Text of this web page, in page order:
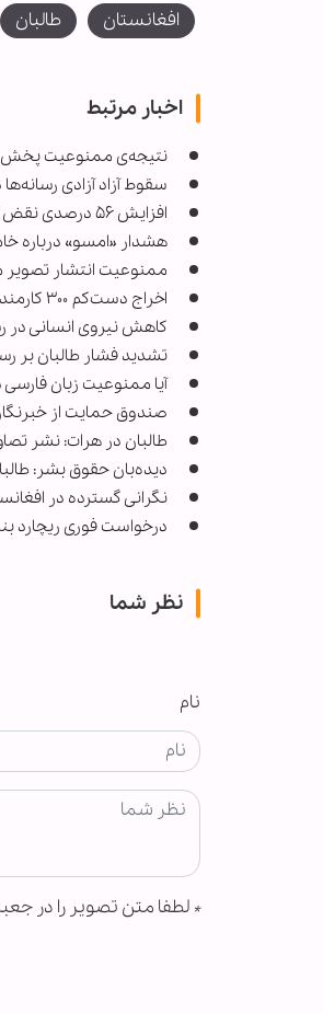
افغانستان طالبان
اخبار مرتبط
نتیجه‌ی ممنوعیت پخش
سقوط آزاد آزادی رسانه‌ها در افغانستان؛
افزایش ۵۶ درصدی نقض آزادی رسانه‌ها در افغانستان طی شش ماه
هشدار «امسو» درباره
ممنوعیت انتشار تصویر
اخراج دست‌کم ۳۰۰ کارمند از رادیو تلویزیون ملی افغانستان توسط طالبان
کاهش نیروی انسانی در رسانه‌های افغانستان؛ ۲۲۸
تشدید فشار طالبان بر
آیا ممنوعیت زبان فارسی
صندوق حمایت از
طالبان در هرات: نشر
دیده‌بان حقوق بشر:
نگرانی گسترده در
درخواست فوری ریچارد
نظر شما
نام
* لطفا متن تصویر را در